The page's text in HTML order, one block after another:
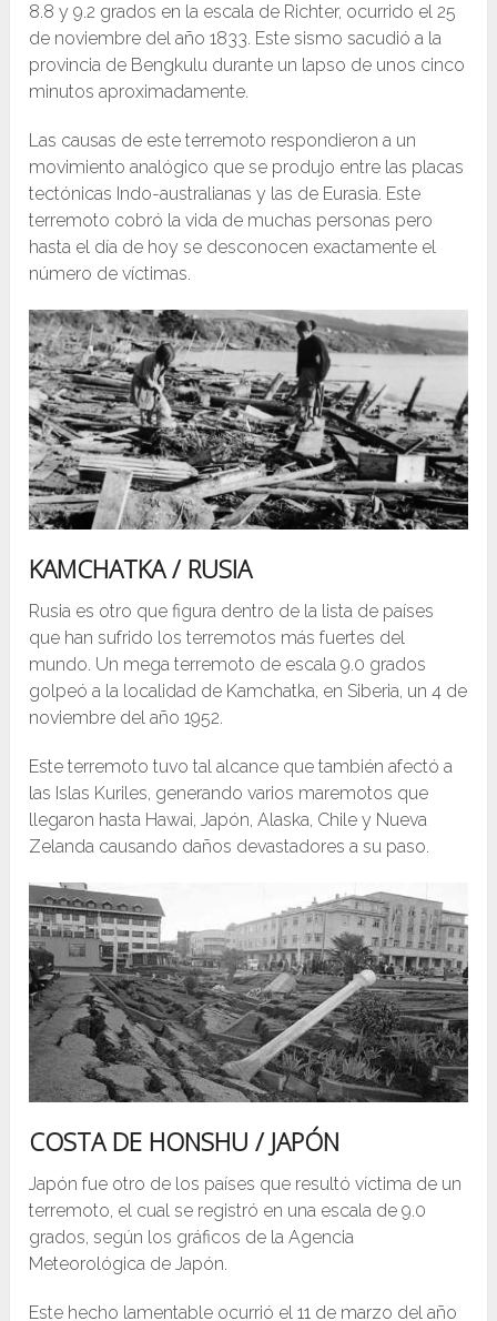
8.8 y 9.2 grados en la escala de Richter, ocurrido el 25
de noviembre del año 1833. Este sismo sacudió a la
provincia de Bengkulu durante un lapso de unos cinco
minutos aproximadamente.
Las causas de este terremoto respondieron a un
movimiento analógico que se produjo entre las placas
tectónicas Indo-australianas y las de Eurasia. Este
terremoto cobró la vida de muchas personas pero
hasta el día de hoy se desconocen exactamente el
número de víctimas.
KAMCHATKA / RUSIA
Rusia es otro que figura dentro de la lista de países
que han sufrido los terremotos más fuertes del
mundo. Un mega terremoto de escala 9.0 grados
golpeó a la localidad de Kamchatka, en Siberia, un 4 de
noviembre del año 1952.
Este terremoto tuvo tal alcance que también afectó a
las Islas Kuriles, generando varios maremotos que
llegaron hasta Hawai, Japón, Alaska, Chile y Nueva
Zelanda causando daños devastadores a su paso.
COSTA DE HONSHU / JAPÓN
Japón fue otro de los países que resultó víctima de un
terremoto, el cual se registró en una escala de 9.0
grados, según los gráficos de la Agencia
Meteorológica de Japón.
Este hecho lamentable ocurrió el 11 de marzo del año